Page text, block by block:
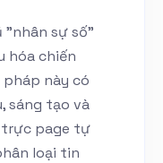
sự số"
hóa chiến
pháp này có
sáng tạo và
trực page tự
loại tin